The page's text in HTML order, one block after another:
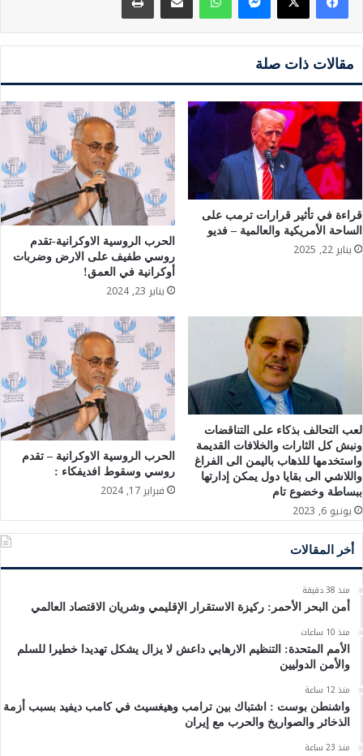
مقالات ذات صلة
قراءة في تأثير قرارات ترمب على
الساحة الأمريكية والعالمية – فديو
يناير 22, 2025
الحرب الروسية الاوكرانية-تقدم
روسي طفيف على الارض وضربات
أوكرانية في العمق!
يناير 23, 2024
لعب التحالف بذكاء على التناقضات
ونبش كل الثارات والخلافات القديمة
واستخدمها للذهاب باليمن الى الفراغ
واللاشي الى بقايا دول يمكن إدارتها
ببساطة وخضوع تام
يونيو 6, 2023
الحرب الروسية الاوكرانية – تقدم
روسي وسقوط افديفكاء :
فبراير 17, 2024
أخر المقالات
منذ 38 دقيقة
أمن البحر الأحمر: ركيزة الاستقرار الإقليمي وشريان الاقتصاد العالمي
منذ 10 ساعات
الأمم المتحدة: التنظيم الارهابي داعش لا يزال يشكل تهديدا خطيرا للسلم
والأمن الدوليين
منذ 12 ساعة
واشنطن بوست : اشتباك بين ترامب وهيغسيث في كامب ديفيد بسبب أزمة
الذخائر والصواريخ والحرب مع إيران
منذ 23 ساعة